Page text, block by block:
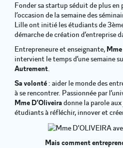
Fonder sa startup séduit de plus en
l’occasion de la semaine des
Lille ont initié les étudiants de
démarche de création d’entreprise
Entrepreneure et enseignante,
intervient le temps d’une semaine
Autrement.
Sa volonté : aider le monde des
à se rencontrer. Passionnée par
Mme D’Oliveiradonne la parole
étudiants à réfléchir, innover et
Mais comment